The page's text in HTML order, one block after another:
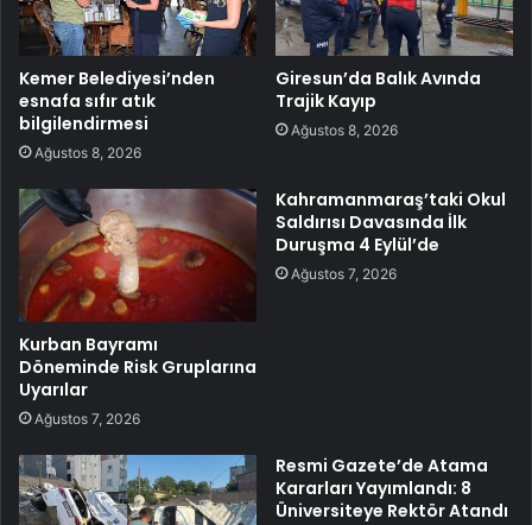
Kemer Belediyesi’nden
esnafa sıfır atık
bilgilendirmesi
Ağustos 8, 2026
Giresun’da Balık Avında
Trajik Kayıp
Ağustos 8, 2026
Kurban Bayramı
Döneminde Risk Gruplarına
Uyarılar
Ağustos 7, 2026
Kahramanmaraş’taki Okul
Saldırısı Davasında İlk
Duruşma 4 Eylül’de
Ağustos 7, 2026
Resmi Gazete’de Atama
Kararları Yayımlandı: 8
Üniversiteye Rektör Atandı